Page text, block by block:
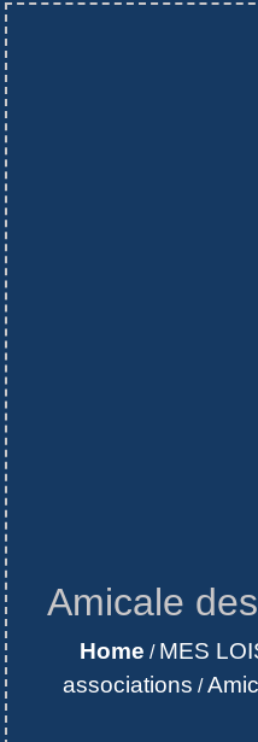
Amicale
Home / MES
associations /